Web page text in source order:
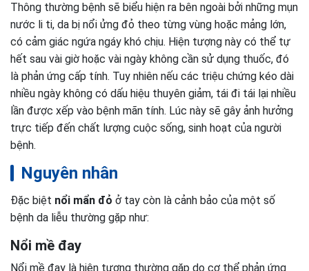
Thông thường bệnh sẽ biểu hiện ra bên ngoài bởi những mụn
nước li ti, da bị nổi ửng đỏ theo từng vùng hoặc mảng lớn,
có cảm giác ngứa ngáy khó chịu. Hiện tượng này có thể tự
hết sau vài giờ hoặc vài ngày không cần sử dụng thuốc, đó
là phản ứng cấp tính. Tuy nhiên nếu các triệu chứng kéo dài
nhiều ngày không có dấu hiệu thuyên giảm, tái đi tái lại nhiều
lần được xếp vào bệnh mãn tính. Lúc này sẽ gây ảnh hưởng
trực tiếp đến chất lượng cuộc sống, sinh hoạt của người
bệnh.
Nguyên nhân
Đặc biệt nổi mẩn đỏ ở tay còn là cảnh bảo của một số
bệnh da liễu thường gặp như:
Nổi mề đay
Nổi mề đay là hiện tượng thường gặp do cơ thể phản ứng